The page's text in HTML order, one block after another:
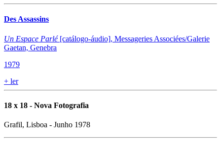
Des Assassins
Un Espace Parlé [catálogo-áudio], Messageries Associées/Galerie
Gaetan, Genebra
1979
+ ler
18 x 18 - Nova Fotografia
Grafil, Lisboa - Junho 1978